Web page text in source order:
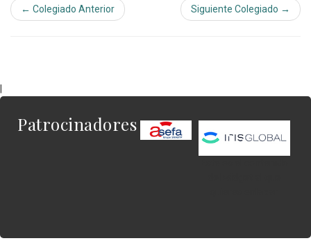
← Colegiado Anterior Siguiente Colegiado →
Patrocinadores